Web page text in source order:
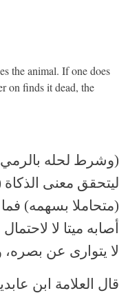
the animal. If one does
on finds it dead, the
(وشرط لحله
ليتحقق معنى
(متحاملا بسهمه)
أصابه ميتا لا
لا يتوارى عن
قال العلامة ابن